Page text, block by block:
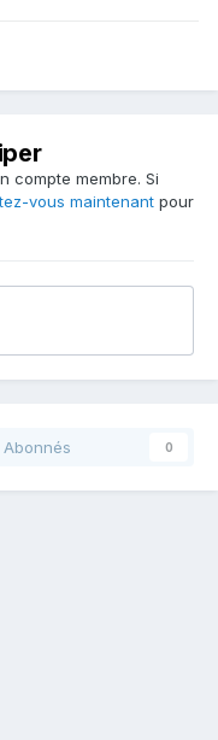
compte membre. Si
vous maintenant pour
Abonnés 0